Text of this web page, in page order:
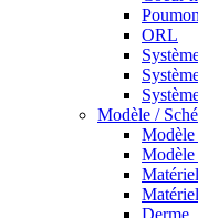
ORL
Modèle /
Modèle
Modèle
Derme